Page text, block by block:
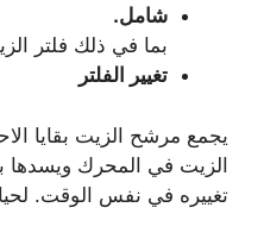
شامل.
بما في ذلك فلتر
تغيير الفلتر
يجمع مرشح الزيت بقايا
الزيت في المحرك ويسدها
تغييره في نفس الوقت.